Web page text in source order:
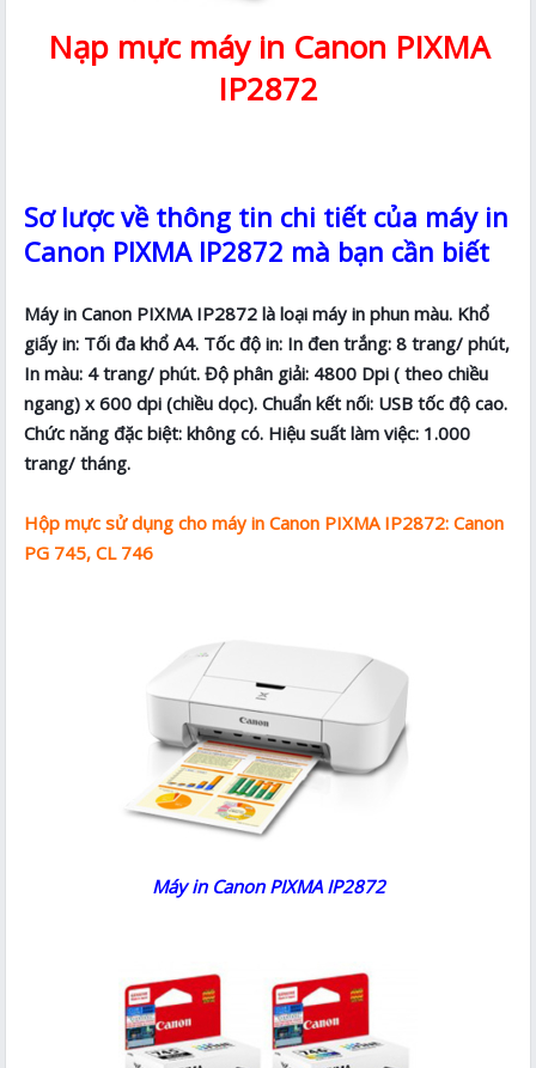
Nạp mực máy in Canon PIXMA
IP2872
Sơ lược về thông tin chi tiết của máy in
Canon PIXMA IP2872 mà bạn cần biết
Máy in Canon PIXMA IP2872 là loại máy in phun màu. Khổ
giấy in: Tối đa khổ A4. Tốc độ in: In đen trắng: 8 trang/ phút,
In màu: 4 trang/ phút. Độ phân giải: 4800 Dpi ( theo chiều
ngang) x 600 dpi (chiều dọc). Chuẩn kết nối: USB tốc độ cao.
Chức năng đặc biệt: không có. Hiệu suất làm việc: 1.000
trang/ tháng.
Hộp mực sử dụng cho máy in Canon PIXMA IP2872: Canon
PG 745, CL 746
Máy in Canon PIXMA IP2872